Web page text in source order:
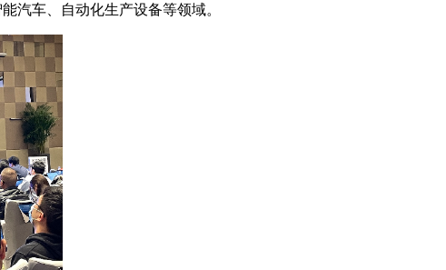
汽车、自动化生产设备等领域。